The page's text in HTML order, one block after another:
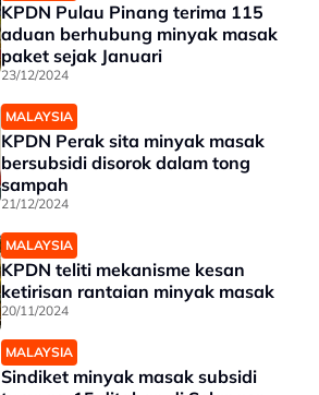
KPDN Pulau Pinang terima 115
aduan berhubung minyak masak
paket sejak Januari
23/12/2024
MALAYSIA
KPDN Perak sita minyak masak
bersubsidi disorok dalam tong
sampah
21/12/2024
MALAYSIA
KPDN teliti mekanisme kesan
ketirisan rantaian minyak masak
20/11/2024
MALAYSIA
Sindiket minyak masak subsidi